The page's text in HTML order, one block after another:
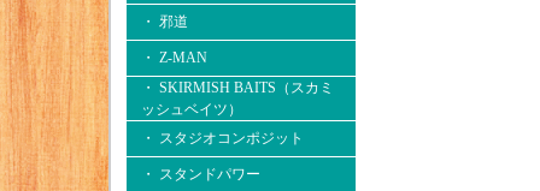
・ 邪道
・ Z-MAN
・ SKIRMISH BAITS（スカミ
ッシュベイツ）
・ スタジオコンポジット
・ スタンドパワー